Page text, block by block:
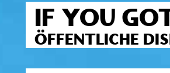
IF YOU
ÖFFENTLICHE